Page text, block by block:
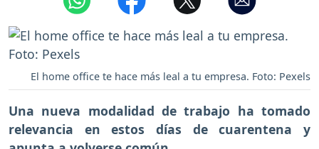
El home office te hace más leal a tu empresa. Foto: Pexels
Una nueva modalidad de trabajo ha tomado
relevancia en estos días de cuarentena y